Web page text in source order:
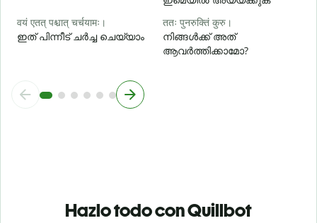
वयं एतत् पश्चात् चर्चयामः।
ഇത് പിന്നീട് ചർച്ച ചെയ്യാം
ततः पुनरुक्तिं कुरु।
നിങ്ങൾക്ക് അത്
ആവർത്തിക്കാമോ?
Hazlo todo con Quillbot